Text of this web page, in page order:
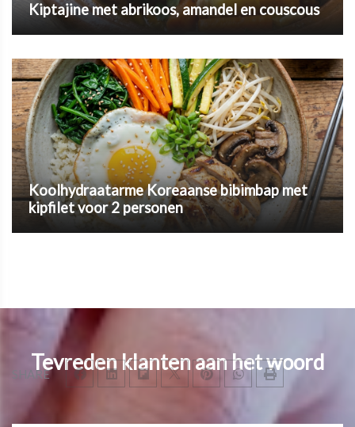
SHARE
Kiptajine met abrikoos, amandel en couscous
Koolhydraatarme Koreaanse bibimbap met
kipfilet voor 2 personen
Tevreden klanten aan het woord